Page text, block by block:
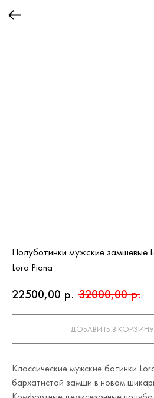
Полуботинки мужские замшевые
Loro Piana
22500,00 р. 32000,00 р.
ДОБАВИТЬ В КОРЗИНУ
Классические мужские ботинки
бархатистой замши в новом